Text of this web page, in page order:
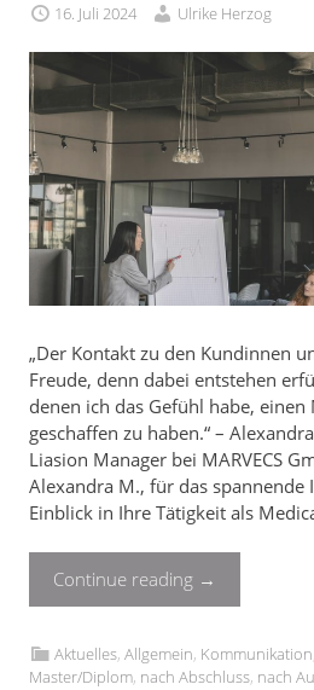
16. Juli 2024 Ulrike Herzog
„Der Kontakt zu den Kundinnen
Freude, denn dabei entstehen
denen ich das Gefühl habe,
geschaffen zu haben.“ –
Liasion Manager bei MARVECS
Alexandra M., für das spannende
Einblick in Ihre Tätigkeit als
Continue reading →
Aktuelles,Allgemein, Kommunikation
Master/Diplom, nach Abschluss, nach